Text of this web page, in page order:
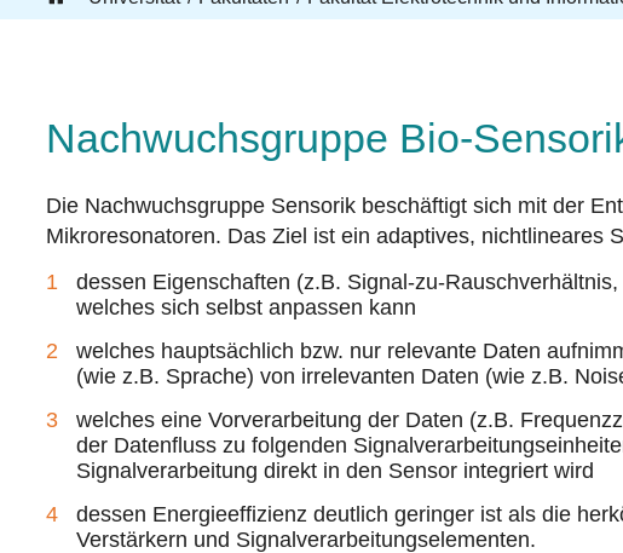
Nachwuchsgruppe Bio-
Die Nachwuchsgruppe Sensorik beschäftigt sich mit der
Mikroresonatoren. Das Ziel ist ein adaptives, nichtlineares
dessen Eigenschaften (z.B. Signal-zu-
welches sich selbst anpassen kann
welches hauptsächlich bzw. nur relevante Daten
(wie z.B. Sprache) von irrelevanten Daten (wie z.B.
welches eine Vorverarbeitung der Daten (z.B.
der Datenfluss zu folgenden
Signalverarbeitung direkt in den Sensor integriert wird
dessen Energieeffizienz deutlich geringer ist als die
Verstärkern und Signalverarbeitungselementen.